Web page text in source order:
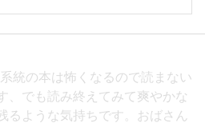
統の本は怖くなるので読まない
、でも読み終えてみて爽やかな
るような気持ちです。おばさん